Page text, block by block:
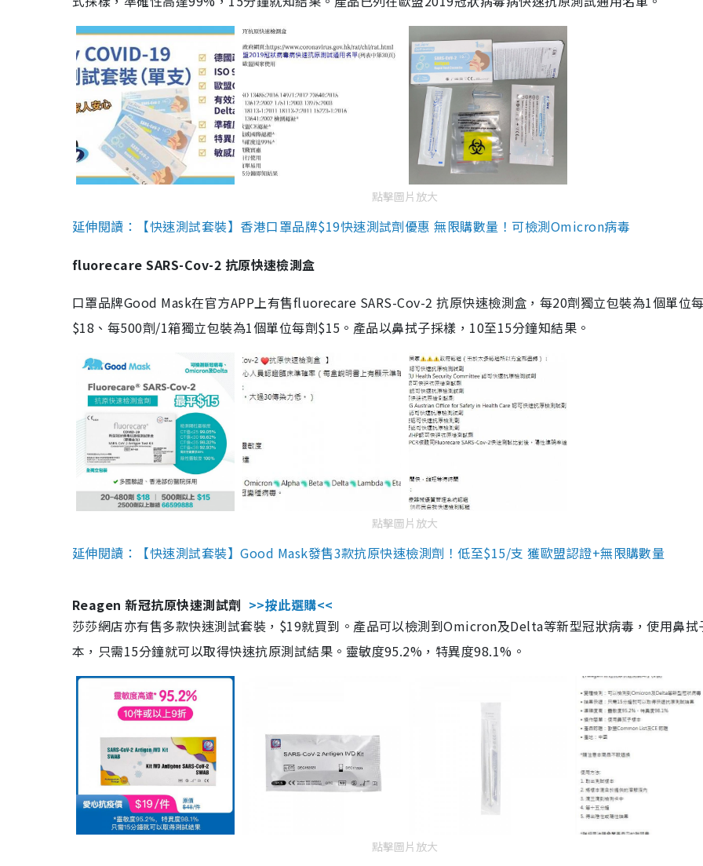
點擊圖片放大
延伸閱讀：【快速測試套裝】香港口罩品牌$19快速測試劑優惠 無限購數量！可檢測Omicron病毒
fluorecare SARS-Cov-2 抗原快速檢測盒
口罩品牌Good Mask在官方APP上有售fluorecare SARS-Cov-2 抗原快速檢測盒，每20劑獨立包裝為1個單位
$18、每500劑/1箱獨立包裝為1個單位每劑$15。產品以鼻拭子採樣，10至15分鐘知結果。
點擊圖片放大
延伸閱讀：【快速測試套裝】Good Mask發售3款抗原快速檢測劑！低至$15/支 獲歐盟認證+無限購數量
Reagen 新冠抗原快速測試劑 >>按此選購<<
莎莎網店亦有售多款快速測試套裝，$19就買到。產品可以檢測到Omicron及Delta等新型冠狀病毒，使用鼻拭
本，只需15分鐘就可以取得快速抗原測試結果。靈敏度95.2%，特異度98.1%。
點擊圖片放大